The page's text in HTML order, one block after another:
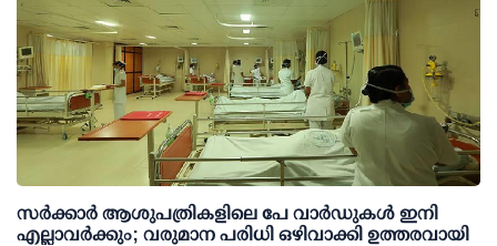
സര്‍ക്കാര്‍ ആശുപത്രികളിലെ പേ വാര്‍ഡുകള്‍ ഇനി
എല്ലാവര്‍ക്കും; വരുമാന പരിധി ഒഴിവാക്കി ഉത്തരവായി